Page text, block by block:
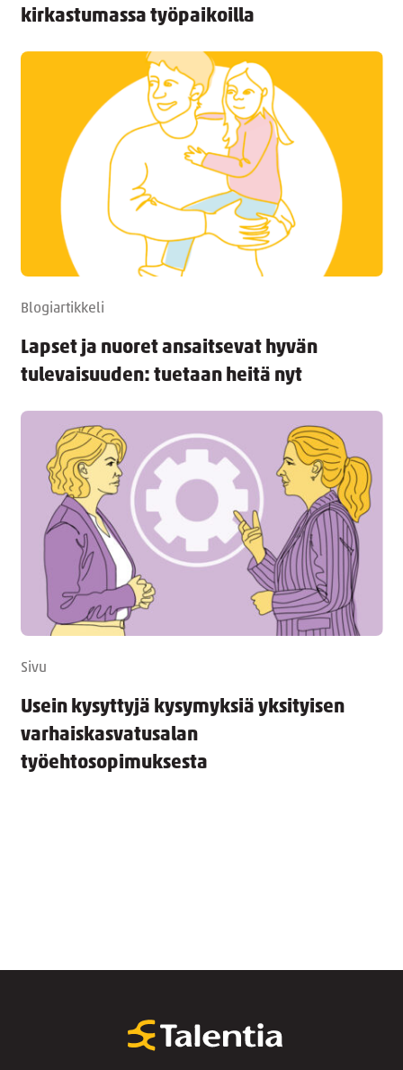
kirkastumassa työpaikoilla
Blogiartikkeli
Lapset ja nuoret ansaitsevat hyvän
tulevaisuuden: tuetaan heitä nyt
Sivu
Usein kysyttyjä kysymyksiä yksityisen
varhaiskasvatusalan
työehtosopimuksesta